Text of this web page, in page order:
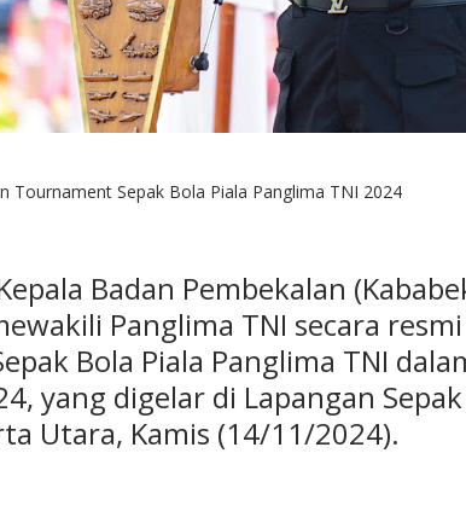
Tournament Sepak Bola Piala Panglima TNI 2024
Badan Pembekalan
Panglima TNI secara
Bola Piala Panglima TNI
yang digelar di Lapangan
Utara, Kamis (14/11/2024).